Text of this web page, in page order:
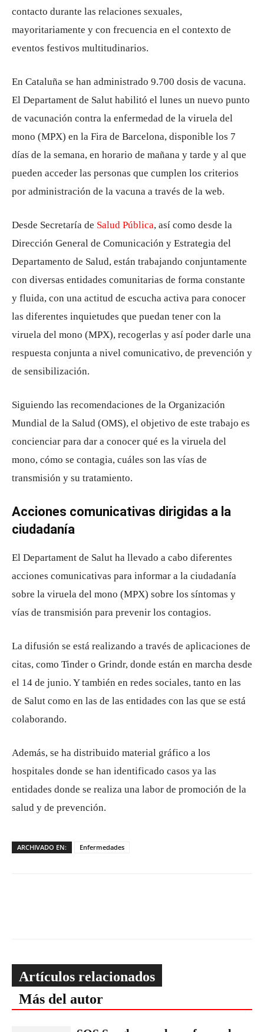
contacto durante las relaciones sexuales,
mayoritariamente y con frecuencia en el contexto de
eventos festivos multitudinarios.
En Cataluña se han administrado 9.700 dosis de vacuna.
El Departament de Salut habilitó el lunes un nuevo punto
de vacunación contra la enfermedad de la viruela del
mono (MPX) en la Fira de Barcelona, ​​disponible los 7
días de la semana, en horario de mañana y tarde y al que
pueden acceder las personas que cumplen los criterios
por administración de la vacuna a través de la web.
Desde Secretaría de Salud Pública, así como desde la
Dirección General de Comunicación y Estrategia del
Departamento de Salud, están trabajando conjuntamente
con diversas entidades comunitarias de forma constante
y fluida, con una actitud de escucha activa para conocer
las diferentes inquietudes que puedan tener con la
viruela del mono (MPX), recogerlas y así poder darle una
respuesta conjunta a nivel comunicativo, de prevención y
de sensibilización.
Siguiendo las recomendaciones de la Organización
Mundial de la Salud (OMS), el objetivo de este trabajo es
concienciar para dar a conocer qué es la viruela del
mono, cómo se contagia, cuáles son las vías de
transmisión y su tratamiento.
Acciones comunicativas dirigidas a la
ciudadanía
El Departament de Salut ha llevado a cabo diferentes
acciones comunicativas para informar a la ciudadanía
sobre la viruela del mono (MPX) sobre los síntomas y
vías de transmisión para prevenir los contagios.
La difusión se está realizando a través de aplicaciones de
citas, como Tinder o Grindr, donde están en marcha desde
el 14 de junio. Y también en redes sociales, tanto en las
de Salut como en las de las entidades con las que se está
colaborando.
Además, se ha distribuido material gráfico a los
hospitales donde se han identificado casos ya las
entidades donde se realiza una labor de promoción de la
salud y de prevención.
ARCHIVADO EN: Enfermedades
Artículos relacionados
Más del autor